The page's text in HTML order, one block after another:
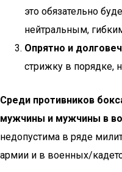
это обязательно
нейтральным,
Опрятно и
стрижку в порядке,
Среди противников
мужчины и мужчины в
недопустима в ряде
армии и в военных/